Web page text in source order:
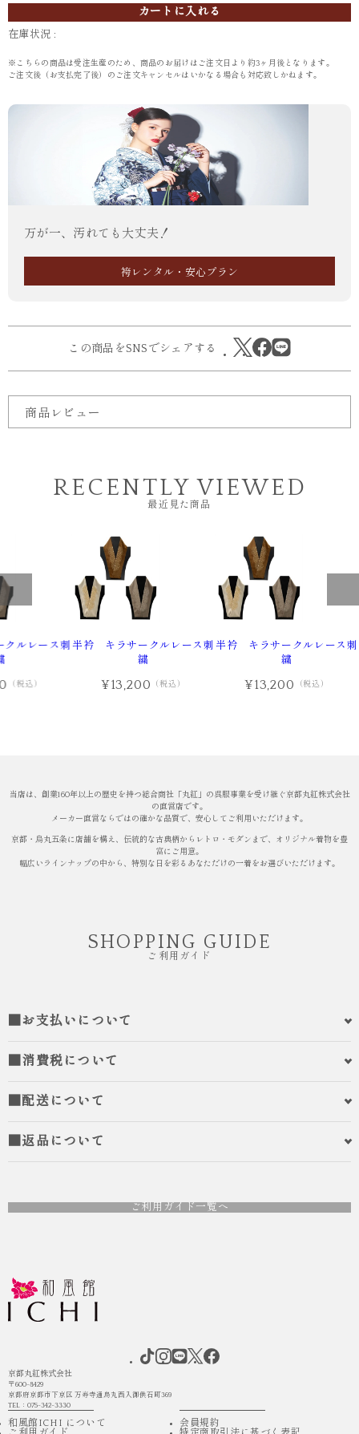
カートに入れる
在庫状況 :
※こちらの商品は受注生産のため、商品のお届けはご注文日より約3ヶ月後となります。
ご注文後（お支払完了後）のご注文キャンセルはいかなる場合も対応致しかねます。
万が一、汚れても大丈夫！
袴レンタル・安心プラン
この商品をSNSでシェアする
商品レビュー
RECENTLY VIEWED
最近見た商品
ルレース刺
（税込）
半衿 キラサークルレース刺
繍
¥13,200 （税込）
半衿 キラサークルレース刺
繍
¥13,200 （税込）
当店は、創業160年以上の歴史を持つ総合商社「丸紅」の呉服事業を受け継ぐ京都丸紅株式会社
の直営店です。
メーカー直営ならではの確かな品質で、安心してご利用いただけます。
京都・烏丸五条に店舗を構え、伝統的な古典柄からレトロ・モダンまで、オリジナル着物を豊
富にご用意。
幅広いラインナップの中から、特別な日を彩るあなただけの一着をお選びいただけます。
SHOPPING GUIDE
ご利用ガイド
■お支払いについて
■消費税について
■配送について
■返品について
ご利用ガイド一覧へ
京都丸紅株式会社
〒600-8429
京都府京都市下京区 万寿寺通烏丸西入御供石町369
TEL：075-342-3330
和風館ICHI について
会員規約